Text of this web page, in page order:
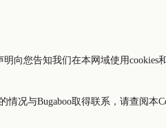
明向您告知我们在本网域使用cookies
情况与Bugaboo取得联系，请查阅本